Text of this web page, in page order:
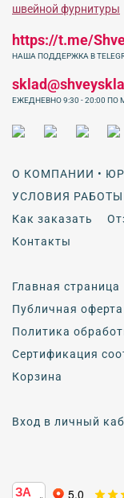
О КОМПАНИИ •
УСЛОВИЯ РАБОТЫ
Как заказать
Контакты
Главная страница
Публичная оферта
Политика
Сертификация
Корзина
Вход в личный
https://t.me/
НАША ПОДДЕРЖКА В
ЕЖЕДНЕВНО 9:30 - 20:00 ПО
ЗА